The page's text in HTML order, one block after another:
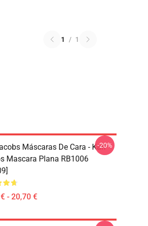
1 / 1
Máscaras De Cara - Karl
Mascara Plana RB1006
- 20,70 €
-20%